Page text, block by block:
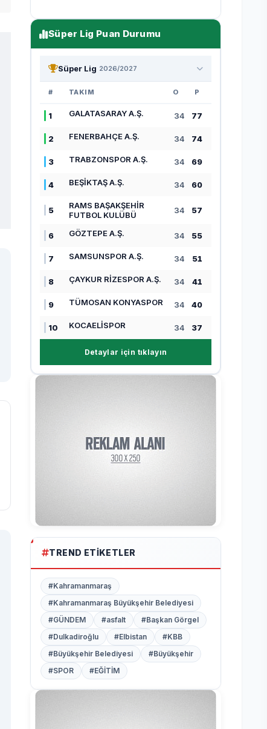
Süper Lig Puan Durumu
Süper Lig 2026/2027
# TAKIM O P
1 GALATASARAY A.Ş. 34 77
2 FENERBAHÇE A.Ş. 34 74
3 TRABZONSPOR A.Ş. 34 69
4 BEŞİKTAŞ A.Ş. 34 60
5
RAMS BAŞAKŞEHİR
FUTBOL KULÜBÜ
34 57
6 GÖZTEPE A.Ş. 34 55
7 SAMSUNSPOR A.Ş. 34 51
8 ÇAYKUR RİZESPOR A.Ş. 34 41
9 TÜMOSAN KONYASPOR 34 40
10 KOCAELİSPOR 34 37
Detaylar için tıklayın
TREND ETIKETLER
#Kahramanmaraş
#Kahramanmaraş Büyükşehir Belediyesi
#GÜNDEM
#asfalt
#Başkan Görgel
#Dulkadiroğlu
#Elbistan
#KBB
#Büyükşehir Belediyesi
#Büyükşehir
#SPOR
#EĞİTİM